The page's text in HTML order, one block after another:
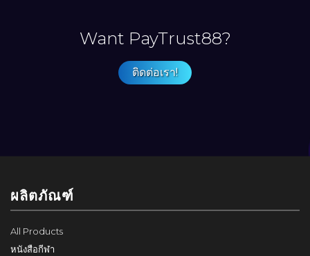
Want PayTrust88?
ติดต่อเรา!
ผลิตภัณฑ์
All Products
หนังสือกีฬา